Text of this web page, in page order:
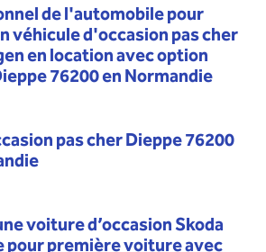
de l'automobile pour
véhicule d'occasion pas cher
en location avec option
76200 en Normandie
pas cher Dieppe 76200
voiture d’occasion Skoda
pour première voiture avec